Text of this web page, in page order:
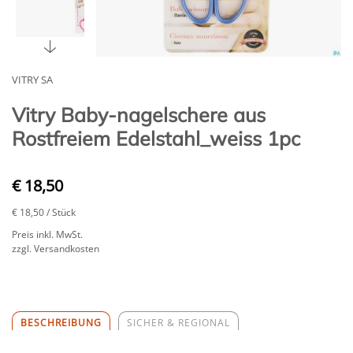
VITRY SA
Vitry Baby-nagelschere aus
Rostfreiem Edelstahl_weiss 1pc
€ 18,50
€ 18,50/ Stück
Preis inkl. MwSt.
zzgl. Versandkosten
BESCHREIBUNG SICHER & REGIONAL